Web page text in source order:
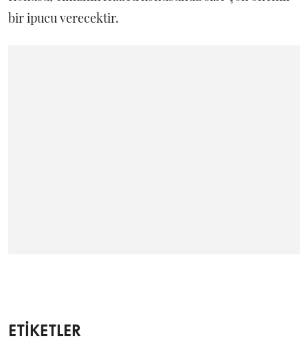
bir ipucu verecektir.
ETİKETLER